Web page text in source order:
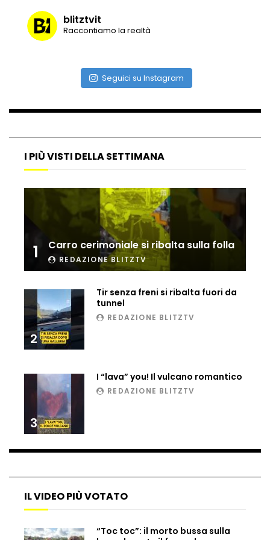
male
Incidente aereo a Mogadiscio, aereo
perde il controllo
i droni russi
Tir bloccato sul passaggio a livello:
Parco divertimenti, attrazione cede
all’improvviso
tragedia a Petén
Russia sotto zero: fiumi congelati e navi
rompighiaccio a Mosca
blitztvit
Raccontiamo la realtà
Seguici su Instagram
I PIÙ VISTI DELLA SETTIMANA
1 Carro cerimoniale si ribalta sulla folla
REDAZIONE BLITZTV
2
Tir senza freni si ribalta fuori da
tunnel
REDAZIONE BLITZTV
3
I “lava” you! Il vulcano romantico
REDAZIONE BLITZTV
IL VIDEO PIÙ VOTATO
“Toc toc”: il morto bussa sulla